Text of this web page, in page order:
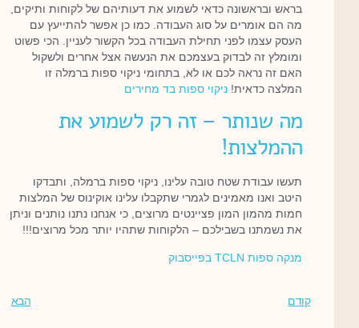
בראש ובראשונה כדאי לשמוע את דעותיהם של לקוחות ותיקים,
מה הם אומרים על סוג העבודה. כמו כן אפשר להתייעץ עם
העסק עצמו לפני תחילת העבודה בכל הקשור לעניין. הכי פשוט
ומומלץ זה לבדוק בעצמכם את הנעשה אצל אחרים ולשקול
האם זה נראה לכם או לא, בתחומי ניקוי ספות ברמלה זו
המלצה כדאית! ניקוי ספות בד מחירים
מה שנותר – זה רק לשמוע את
ההמלצות!
תעשו עבודת שטח טובה עלינו, ניקוי ספות ברמלה, ותבדקו
היטב ואנו מאמינים לגמרי שתקבלו עלינו אוקינוס של המלצות
חמות מהמון המון פציינטים מרוצים, כי אנחנו נתנו נותנים וניתן
את נשמתנו בשבילכם – הלקוחות שתהיו יותר מכל מרוצים!!!
מנקה ספות TCLN בפייסבוק
קודם הבא